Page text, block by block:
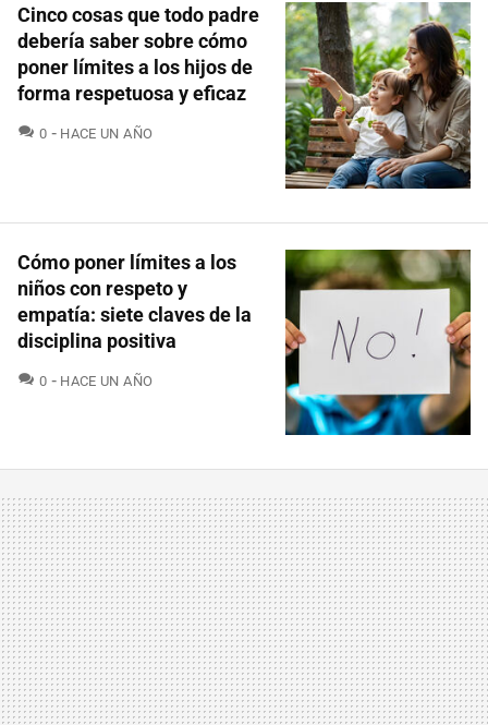
Cinco cosas que todo padre
debería saber sobre cómo
poner límites a los hijos de
forma respetuosa y eficaz
0 COMENTARIOS
HACE UN AÑO
Cómo poner límites a los
niños con respeto y
empatía: siete claves de la
disciplina positiva
0 COMENTARIOS
HACE UN AÑO